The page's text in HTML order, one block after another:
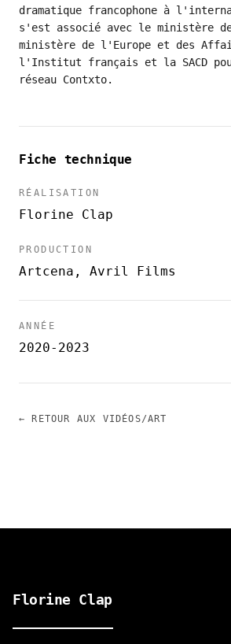
dramatique francophone à
s'est associé avec le ministère
ministère de l'Europe et des
l'Institut français et la SACD
réseau Contxto.
Fiche technique
RÉALISATION
Florine Clap
PRODUCTION
Artcena, Avril Films
ANNÉE
2020-2023
← RETOUR AUX VIDÉOS/ART
Florine Clap